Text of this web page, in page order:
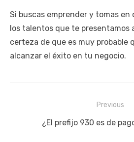
Si buscas emprender y tomas
los talentos que te
certeza de que es muy probable
alcanzar el éxito en tu negocio.
Previous
Previous
¿El prefijo 930 es de